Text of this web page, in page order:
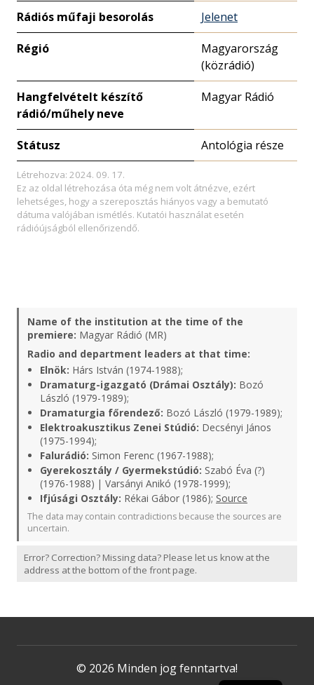
Rádiós műfaji besorolás Jelenet
Régió
Magyarország
(közrádió)
Hangfelvételt készítő
rádió/műhely neve
Magyar Rádió
Státusz Antológia része
Létrehozva: 2024. 09. 17.
Ez az oldal létrehozása óta még nem volt átnézve, ezért
lehetséges, hogy a szereposztás hiányos vagy a bemutató
dátuma valójában ismétlés. Kutatói használat esetén
rádióújságból ellenőrizendő.
Name of the institution at the time of the
premiere: Magyar Rádió (MR)
Radio and department leaders at that time:
Elnök: Hárs István (1974-1988);
Dramaturg-igazgató (Drámai Osztály): Bozó
László (1979-1989);
Dramaturgia főrendező: Bozó László (1979-1989);
Elektroakusztikus Zenei Stúdió: Decsényi János
(1975-1994);
Falurádió: Simon Ferenc (1967-1988);
Gyerekosztály / Gyermekstúdió: Szabó Éva (?)
(1976-1988) | Varsányi Anikó (1978-1999);
Ifjúsági Osztály: Rékai Gábor (1986); Source
The data may contain contradictions because the sources are
uncertain.
Error? Correction? Missing data? Please let us know at the
address at the bottom of the front page.
© 2026 Minden jog fenntartva!